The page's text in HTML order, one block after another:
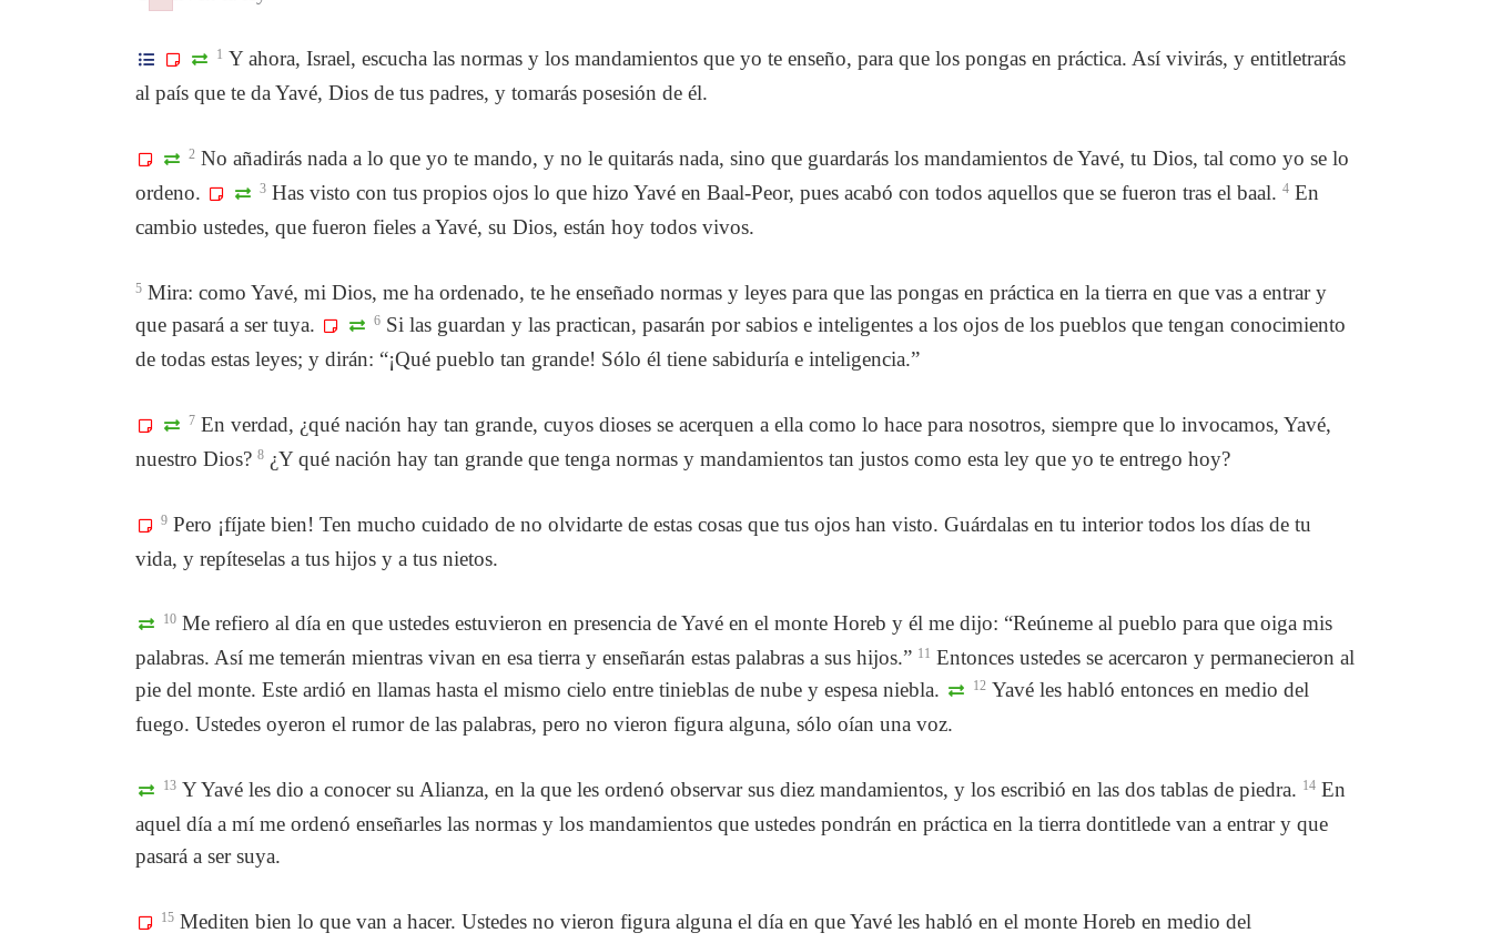
1 Y ahora, Israel, escucha las normas y los mandamientos que yo te enseño, para que los pongas en práctica. Así vivirás, y entitletrarás
al país que te da Yavé, Dios de tus padres, y tomarás posesión de él.
2 No añadirás nada a lo que yo te mando, y no le quitarás nada, sino que guardarás los mandamientos de Yavé, tu Dios, tal como yo se lo
ordeno.
3 Has visto con tus propios ojos lo que hizo Yavé en Baal-Peor, pues acabó con todos aquellos que se fueron tras el baal. 4 En
cambio ustedes, que fueron fieles a Yavé, su Dios, están hoy todos vivos.
5 Mira: como Yavé, mi Dios, me ha ordenado, te he enseñado normas y leyes para que las pongas en práctica en la tierra en que vas a entrar y
que pasará a ser tuya.
6 Si las guardan y las practican, pasarán por sabios e inteligentes a los ojos de los pueblos que tengan conocimiento
de todas estas leyes; y dirán: “¡Qué pueblo tan grande! Sólo él tiene sabiduría e inteligencia.”
7 En verdad, ¿qué nación hay tan grande, cuyos dioses se acerquen a ella como lo hace para nosotros, siempre que lo invocamos, Yavé,
nuestro Dios? 8 ¿Y qué nación hay tan grande que tenga normas y mandamientos tan justos como esta ley que yo te entrego hoy?
9 Pero ¡fíjate bien! Ten mucho cuidado de no olvidarte de estas cosas que tus ojos han visto. Guárdalas en tu interior todos los días de tu
vida, y repíteselas a tus hijos y a tus nietos.
10 Me refiero al día en que ustedes estuvieron en presencia de Yavé en el monte Horeb y él me dijo: “Reúneme al pueblo para que oiga mis
palabras. Así me temerán mientras vivan en esa tierra y enseñarán estas palabras a sus hijos.” 11 Entonces ustedes se acercaron y permanecieron al
pie del monte. Este ardió en llamas hasta el mismo cielo entre tinieblas de nube y espesa niebla.
12 Yavé les habló entonces en medio del
fuego. Ustedes oyeron el rumor de las palabras, pero no vieron figura alguna, sólo oían una voz.
13 Y Yavé les dio a conocer su Alianza, en la que les ordenó observar sus diez mandamientos, y los escribió en las dos tablas de piedra. 14 En
aquel día a mí me ordenó enseñarles las normas y los mandamientos que ustedes pondrán en práctica en la tierra dontitlede van a entrar y que
pasará a ser suya.
15 Mediten bien lo que van a hacer. Ustedes no vieron figura alguna el día en que Yavé les habló en el monte Horeb en medio del
Failed to initialize plugin: wplink
Failed to initialize plugin: wplink